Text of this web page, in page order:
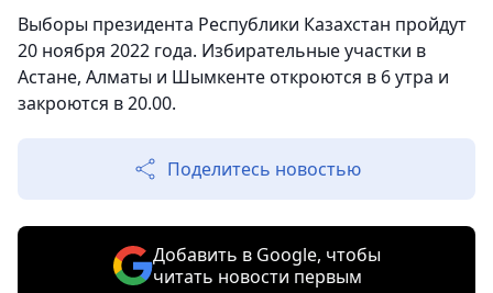
Выборы президента Республики Казахстан пройдут
20 ноября 2022 года. Избирательные участки в
Астане, Алматы и Шымкенте откроются в 6 утра и
закроются в 20.00.
Поделитесь новостью
Добавить в Google, чтобы
читать новости первым